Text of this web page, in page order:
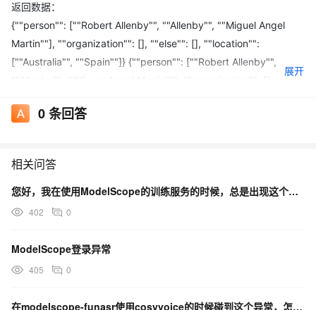
返回数据：
{""person"": [""Robert Allenby"", ""Allenby"", ""Miguel Angel
Martin""], ""organization"": [], ""else"": [], ""location"":
[""Australia"", ""Spain""]} {""person"": [""Robert Allenby"",
""Spain""]}»»»»»»»»»»»»»»»»»»»»»
展开
0条回答
相关问答
您好，我在使用ModelScope的训练服务的时候，总是出现这个异常，请问这是什么问题？
402 0
ModelScope登录异常
405 0
在modelscope-funasr使用cosyvoice的时候碰到这个异常，怎么处理？